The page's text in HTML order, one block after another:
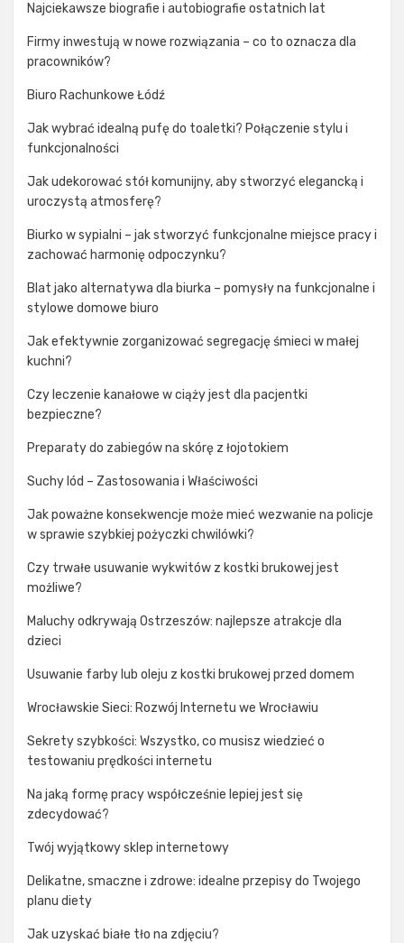
Najciekawsze biografie i autobiografie ostatnich lat
Firmy inwestują w nowe rozwiązania – co to oznacza dla
pracowników?
Biuro Rachunkowe Łódź
Jak wybrać idealną pufę do toaletki? Połączenie stylu i
funkcjonalności
Jak udekorować stół komunijny, aby stworzyć elegancką i
uroczystą atmosferę?
Biurko w sypialni – jak stworzyć funkcjonalne miejsce pracy i
zachować harmonię odpoczynku?
Blat jako alternatywa dla biurka – pomysły na funkcjonalne i
stylowe domowe biuro
Jak efektywnie zorganizować segregację śmieci w małej
kuchni?
Czy leczenie kanałowe w ciąży jest dla pacjentki
bezpieczne?
Preparaty do zabiegów na skórę z łojotokiem
Suchy lód – Zastosowania i Właściwości
Jak poważne konsekwencje może mieć wezwanie na policje
w sprawie szybkiej pożyczki chwilówki?
Czy trwałe usuwanie wykwitów z kostki brukowej jest
możliwe?
Maluchy odkrywają Ostrzeszów: najlepsze atrakcje dla
dzieci
Usuwanie farby lub oleju z kostki brukowej przed domem
Wrocławskie Sieci: Rozwój Internetu we Wrocławiu
Sekrety szybkości: Wszystko, co musisz wiedzieć o
testowaniu prędkości internetu
Na jaką formę pracy współcześnie lepiej jest się
zdecydować?
Twój wyjątkowy sklep internetowy
Delikatne, smaczne i zdrowe: idealne przepisy do Twojego
planu diety
Jak uzyskać białe tło na zdjęciu?